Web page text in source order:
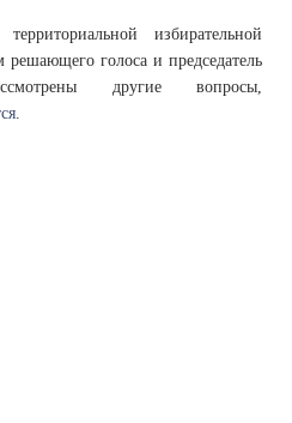
избирательной
решающего голоса и председатель
другие вопросы,
.